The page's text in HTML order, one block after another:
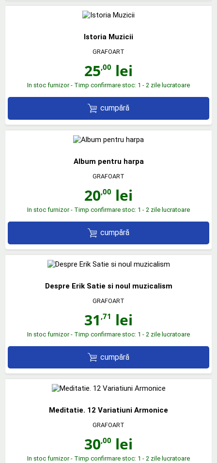
Istoria Muzicii
GRAFOART
25,00 lei
In stoc furnizor - Timp confirmare stoc: 1 - 2 zile lucratoare
cumpără
Album pentru harpa
GRAFOART
20,00 lei
In stoc furnizor - Timp confirmare stoc: 1 - 2 zile lucratoare
cumpără
Despre Erik Satie si noul muzicalism
GRAFOART
31 ,71 lei
In stoc furnizor - Timp confirmare stoc: 1 - 2 zile lucratoare
cumpără
Meditatie. 12 Variatiuni Armonice
GRAFOART
30,00 lei
In stoc furnizor - Timp confirmare stoc: 1 - 2 zile lucratoare